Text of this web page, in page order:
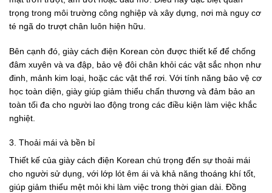
trọng trong môi trường công nghiệp và xây dựng, nơi mà nguy cơ
té ngã do trượt chân luôn hiện hữu.
Bên cạnh đó, giày cách điện Korean còn được thiết kế để chống
đâm xuyên và va đập, bảo vệ đôi chân khỏi các vật sắc nhọn như
đinh, mảnh kim loại, hoặc các vật thể rơi. Với tính năng bảo vệ cơ
học toàn diện, giày giúp giảm thiểu chấn thương và đảm bảo an
toàn tối đa cho người lao động trong các điều kiện làm việc khắc
nghiệt.
3. Thoải mái và bền bỉ
Thiết kế của giày cách điện Korean chú trọng đến sự thoải mái
cho người sử dụng, với lớp lót êm ái và khả năng thoáng khí tốt,
giúp giảm thiểu mệt mỏi khi làm việc trong thời gian dài. Đồng